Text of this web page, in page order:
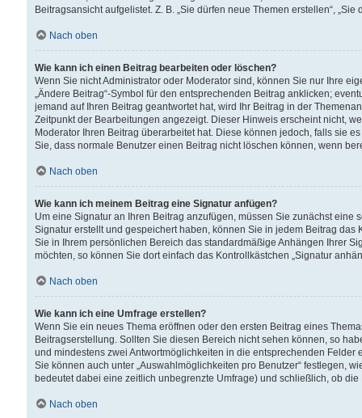
Beitragsansicht aufgelistet. Z. B. „Sie dürfen neue Themen erstellen“,
Nach oben
Wie kann ich einen Beitrag bearbeiten oder löschen?
Wenn Sie nicht Administrator oder Moderator sind, können Sie nur Ihre
„Ändere Beitrag“-Symbol für den entsprechenden Beitrag anklicken;
jemand auf Ihren Beitrag geantwortet hat, wird Ihr Beitrag in der
Zeitpunkt der Bearbeitungen angezeigt. Dieser Hinweis erscheint nicht,
Moderator Ihren Beitrag überarbeitet hat. Diese können jedoch, falls sie
Sie, dass normale Benutzer einen Beitrag nicht löschen können, wenn
Nach oben
Wie kann ich meinem Beitrag eine Signatur anfügen?
Um eine Signatur an Ihren Beitrag anzufügen, müssen Sie zunächst
Signatur erstellt und gespeichert haben, können Sie in jedem Beitrag
Sie in Ihrem persönlichen Bereich das standardmäßige Anhängen Ihrer
möchten, so können Sie dort einfach das Kontrollkästchen „Signatur
Nach oben
Wie kann ich eine Umfrage erstellen?
Wenn Sie ein neues Thema eröffnen oder den ersten Beitrag eines
Beitragserstellung. Sollten Sie diesen Bereich nicht sehen können, so
und mindestens zwei Antwortmöglichkeiten in die entsprechenden
Sie können auch unter „Auswahlmöglichkeiten pro Benutzer“ festlegen,
bedeutet dabei eine zeitlich unbegrenzte Umfrage) und schließlich, ob
Nach oben